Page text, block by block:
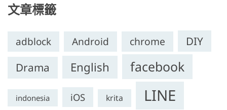
文章標籤
adblock Android chrome
DIY
Drama
English facebook
indonesia iOS krita LINE